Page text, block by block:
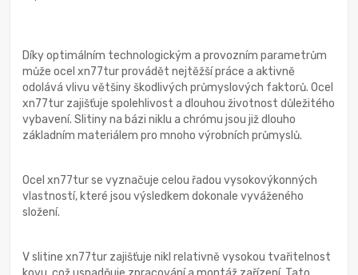
Díky optimálním technologickým a provozním parametrům
může ocel xn77tur provádět nejtěžší práce a aktivně
odolává vlivu většiny škodlivých průmyslových faktorů. Ocel
xn77tur zajišťuje spolehlivost a dlouhou životnost důležitého
vybavení. Slitiny na bázi niklu a chrómu jsou již dlouho
základním materiálem pro mnoho výrobních průmyslů.
Ocel xn77tur se vyznačuje celou řadou vysokovýkonných
vlastností, které jsou výsledkem dokonale vyváženého
složení.
V slitine xn77tur zajišťuje nikl relativně vysokou tvařitelnost